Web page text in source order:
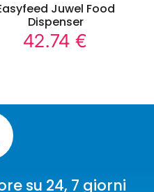
Juwel Food
Dispenser
Prezzo
42.74 €
ore su 24, 7 giorni